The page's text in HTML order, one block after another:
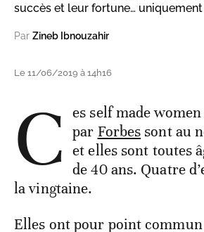
succès et leur fortune…
Par Zineb Ibnouzahir
Le 11/06/2019 à 14h16
C es self made
par Forbes sont au
et elles sont toutes
de 40 ans. Quatre
la vingtaine.
Elles ont pour point commun